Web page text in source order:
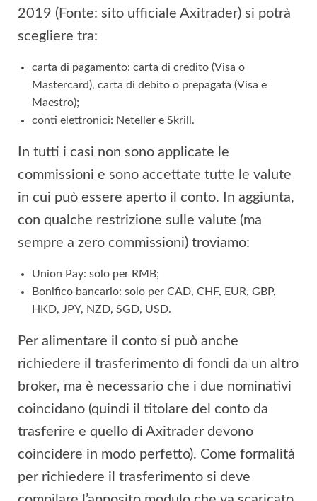
2019 (Fonte: sito ufficiale Axitrader) si potrà
scegliere tra:
carta di pagamento: carta di credito (Visa o
Mastercard), carta di debito o prepagata (Visa e
Maestro);
conti elettronici: Neteller e Skrill.
In tutti i casi non sono applicate le
commissioni e sono accettate tutte le valute
in cui può essere aperto il conto. In aggiunta,
con qualche restrizione sulle valute (ma
sempre a zero commissioni) troviamo:
Union Pay: solo per RMB;
Bonifico bancario: solo per CAD, CHF, EUR, GBP,
HKD, JPY, NZD, SGD, USD.
Per alimentare il conto si può anche
richiedere il trasferimento di fondi da un altro
broker, ma è necessario che i due nominativi
coincidano (quindi il titolare del conto da
trasferire e quello di Axitrader devono
coincidere in modo perfetto). Come formalità
per richiedere il trasferimento si deve